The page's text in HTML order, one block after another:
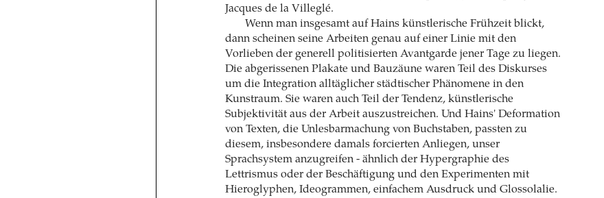
Jacques de la Villeglé.
Wenn man insgesamt auf Hains künstlerische Frühzeit blickt,
dann scheinen seine Arbeiten genau auf einer Linie mit den
Vorlieben der generell politisierten Avantgarde jener Tage zu liegen.
Die abgerissenen Plakate und Bauzäune waren Teil des Diskurses
um die Integration alltäglicher städtischer Phänomene in den
Kunstraum. Sie waren auch Teil der Tendenz, künstlerische
Subjektivität aus der Arbeit auszustreichen. Und Hains' Deformation
von Texten, die Unlesbarmachung von Buchstaben, passten zu
diesem, insbesondere damals forcierten Anliegen, unser
Sprachsystem anzugreifen - ähnlich der Hypergraphie des
Lettrismus oder der Beschäftigung und den Experimenten mit
Hieroglyphen, Ideogrammen, einfachem Ausdruck und Glossolalie.